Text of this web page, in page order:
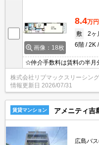
画像：18枚
8.4万円
敷
2ヶ
6階
2K
☆仲介手数料は賃料の半月
料☆都市ガスで光熱費を抑
心☆近隣にスーパー・コン
株式会社リブマックスリーシン
情報更新日 2026/07/31
賃貸マンション アメニティ吉
広島バ